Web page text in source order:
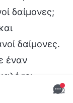
δαίμονες;
δαίμονες.
έναν